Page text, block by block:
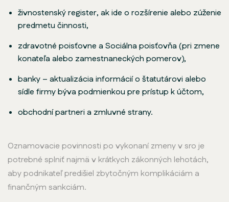
živnostenský register, ak ide o rozšírenie alebo zúženie
predmetu činnosti,
zdravotné poisťovne a Sociálna poisťovňa (pri zmene
konateľa alebo zamestnaneckých pomerov),
banky – aktualizácia informácií o štatutárovi alebo
sídle firmy býva podmienkou pre prístup k účtom,
obchodní partneri a zmluvné strany.
Oznamovacie povinnosti po vykonaní zmeny v sro je
potrebné splniť najmä v krátkych zákonných lehotách,
aby podnikateľ predišiel zbytočným komplikáciám a
finančným sankciám.